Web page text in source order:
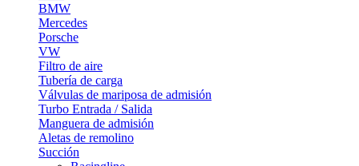
BMW
Mercedes
Porsche
VW
Filtro de aire
Tubería de carga
Válvulas de mariposa de admisión
Turbo Entrada / Salida
Manguera de admisión
Aletas de remolino
Succión